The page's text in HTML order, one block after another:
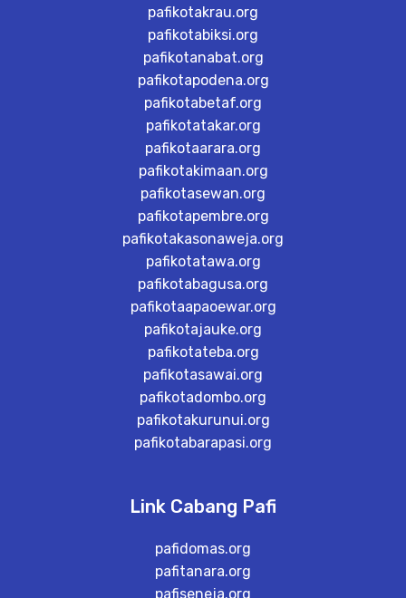
pafikotakrau.org
pafikotabiksi.org
pafikotanabat.org
pafikotapodena.org
pafikotabetaf.org
pafikotatakar.org
pafikotaarara.org
pafikotakimaan.org
pafikotasewan.org
pafikotapembre.org
pafikotakasonaweja.org
pafikotatawa.org
pafikotabagusa.org
pafikotaapaoewar.org
pafikotajauke.org
pafikotateba.org
pafikotasawai.org
pafikotadombo.org
pafikotakurunui.org
pafikotabarapasi.org
Link Cabang Pafi
pafidomas.org
pafitanara.org
pafiseneja.org